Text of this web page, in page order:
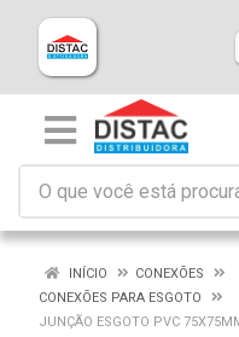
INÍCIO
CONEXÕES
CONEXÕES PARA ESGOTO
JUNÇÃO ESGOTO PVC